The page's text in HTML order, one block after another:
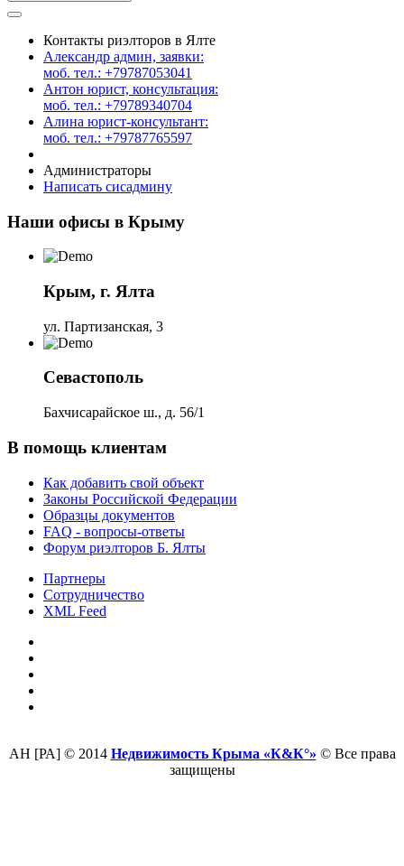
Контакты риэлторов в Ялте
Александр админ, заявки:
моб. тел.: +79787053041
Антон юрист, консультация:
моб. тел.: +79789340704
Алина юрист-консультант:
моб. тел.: +79787765597
Администраторы
Написать сисадмину
Наши офисы в Крыму
Крым, г. Ялта
ул. Партизанская, 3
Севастополь
Бахчисарайское ш., д. 56/1
В помощь клиентам
Как добавить свой объект
Законы Российской Федерации
Образцы документов
FAQ - вопросы-ответы
Форум риэлторов Б. Ялты
Партнеры
Сотрудничество
XML Feed
АН [РА] © 2014 Недвижимость Крыма «К&К°» © Все права
защищены